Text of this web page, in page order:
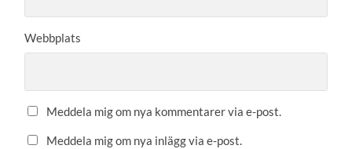
Webbplats
Meddela mig om nya kommentarer via e-post.
Meddela mig om nya inlägg via e-post.